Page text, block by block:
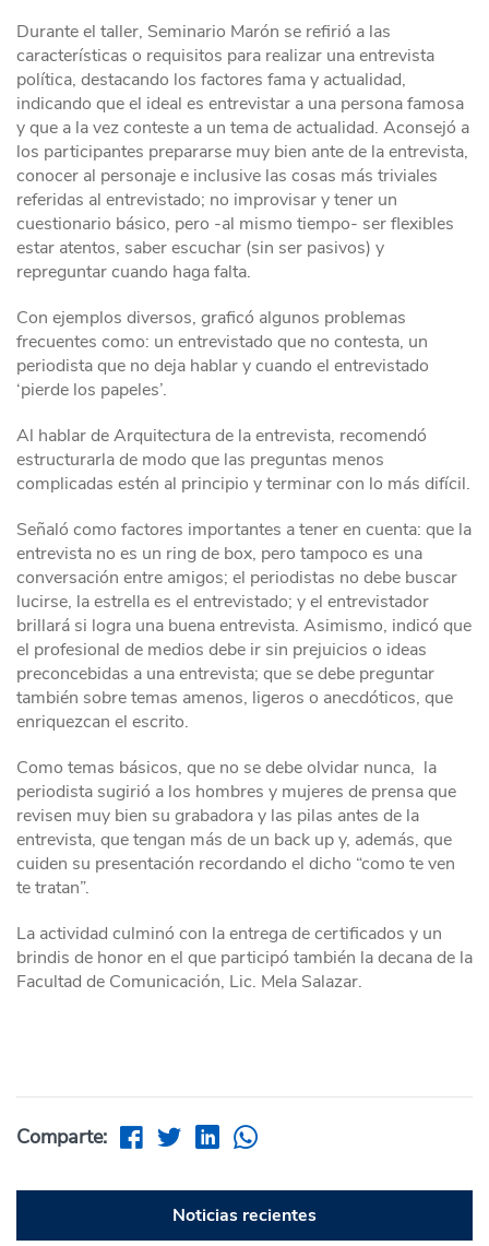
Durante el taller, Seminario Marón se refirió a las
características o requisitos para realizar una entrevista
política, destacando los factores fama y actualidad,
indicando que el ideal es entrevistar a una persona famosa
y que a la vez conteste a un tema de actualidad. Aconsejó a
los participantes prepararse muy bien ante de la entrevista,
conocer al personaje e inclusive las cosas más triviales
referidas al entrevistado; no improvisar y tener un
cuestionario básico, pero -al mismo tiempo- ser flexibles
estar atentos, saber escuchar (sin ser pasivos) y
repreguntar cuando haga falta.
Con ejemplos diversos, graficó algunos problemas
frecuentes como: un entrevistado que no contesta, un
periodista que no deja hablar y cuando el entrevistado
‘pierde los papeles’.
Al hablar de Arquitectura de la entrevista, recomendó
estructurarla de modo que las preguntas menos
complicadas estén al principio y terminar con lo más difícil.
Señaló como factores importantes a tener en cuenta: que la
entrevista no es un ring de box, pero tampoco es una
conversación entre amigos; el periodistas no debe buscar
lucirse, la estrella es el entrevistado; y el entrevistador
brillará si logra una buena entrevista. Asimismo, indicó que
el profesional de medios debe ir sin prejuicios o ideas
preconcebidas a una entrevista; que se debe preguntar
también sobre temas amenos, ligeros o anecdóticos, que
enriquezcan el escrito.
Como temas básicos, que no se debe olvidar nunca, la
periodista sugirió a los hombres y mujeres de prensa que
revisen muy bien su grabadora y las pilas antes de la
entrevista, que tengan más de un back up y, además, que
cuiden su presentación recordando el dicho “como te ven
te tratan”.
La actividad culminó con la entrega de certificados y un
brindis de honor en el que participó también la decana de la
Facultad de Comunicación, Lic. Mela Salazar.
Comparte:
Noticias recientes